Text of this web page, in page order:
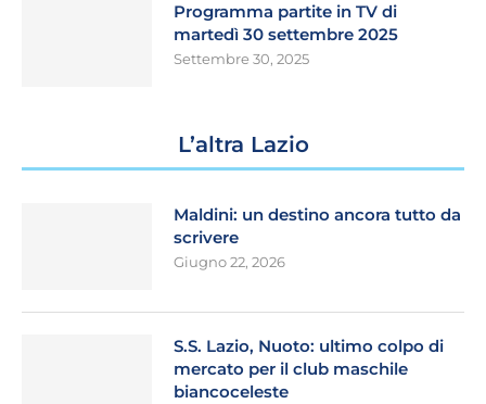
Programma partite in TV di
martedì 30 settembre 2025
Settembre 30, 2025
L’altra Lazio
Maldini: un destino ancora tutto da
scrivere
Giugno 22, 2026
S.S. Lazio, Nuoto: ultimo colpo di
mercato per il club maschile
biancoceleste